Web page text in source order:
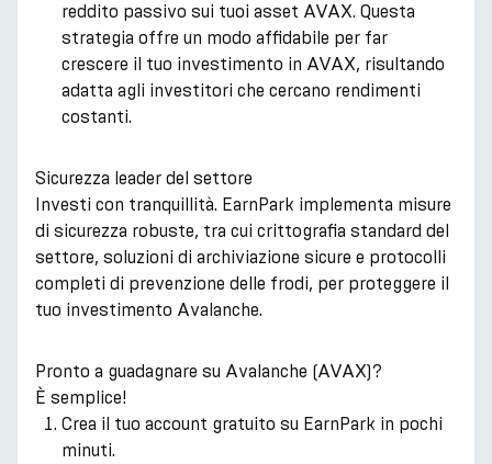
reddito passivo sui tuoi asset AVAX. Questa
strategia offre un modo affidabile per far
crescere il tuo investimento in AVAX, risultando
adatta agli investitori che cercano rendimenti
costanti.
Sicurezza leader del settore
Investi con tranquillità. EarnPark implementa misure
di sicurezza robuste, tra cui crittografia standard del
settore, soluzioni di archiviazione sicure e protocolli
completi di prevenzione delle frodi, per proteggere il
tuo investimento Avalanche.
Pronto a guadagnare su Avalanche (AVAX)?
È semplice!
Crea il tuo account gratuito su EarnPark in pochi
minuti.